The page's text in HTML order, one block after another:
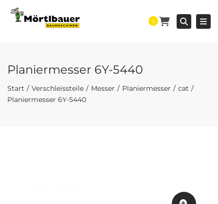
0
Planiermesser 6Y-5440
Start Verschleissteile Messer Planiermesser
cat
Planiermesser 6Y-5440